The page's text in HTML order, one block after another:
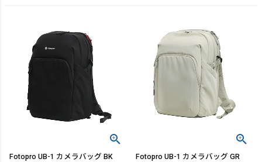
Fotopro UB-1 カメラバッグ BK Fotopro UB-1 カメラバッグ GR